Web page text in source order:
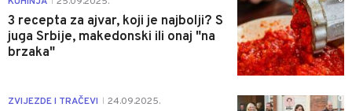
3 recepta za ajvar, koji je najbolji? S
juga Srbije, makedonski ili onaj "na
brzaka"
ZVIJEZDE I TRAČEVI 24.09.2025. 0